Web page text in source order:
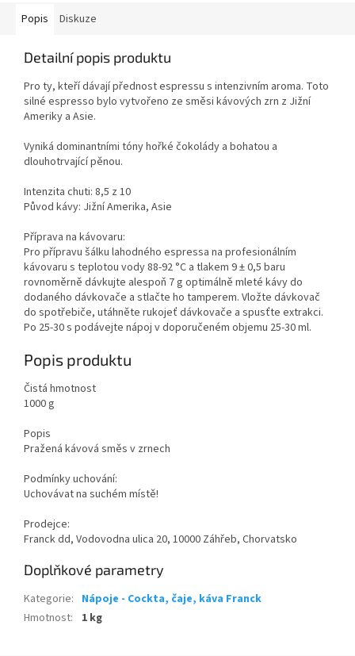
Popis Diskuze
Detailní popis produktu
Pro ty, kteří dávají přednost espressu s intenzivním aroma. Toto
silné espresso bylo vytvořeno ze směsi kávových zrn z Jižní
Ameriky a Asie.
Vyniká dominantními tóny hořké čokolády a bohatou a
dlouhotrvající pěnou.
Intenzita chuti: 8,5 z 10
Původ kávy: Jižní Amerika, Asie
Příprava na kávovaru:
Pro přípravu šálku lahodného espressa na profesionálním
kávovaru s teplotou vody 88-92 °C a tlakem 9 ± 0,5 baru
rovnoměrně dávkujte alespoň 7 g optimálně mleté ​​kávy do
dodaného dávkovače a stlačte ho tamperem. Vložte dávkovač
do spotřebiče, utáhněte rukojeť dávkovače a spusťte extrakci.
Po 25-30 s podávejte nápoj v doporučeném objemu 25-30 ml.
Popis produktu
Čistá hmotnost
1000 g
Popis
Pražená kávová směs v zrnech
Podmínky uchování:
Uchovávat na suchém místě!
Prodejce:
Franck dd, Vodovodna ulica 20, 10000 Záhřeb, Chorvatsko
Doplňkové parametry
Kategorie: Nápoje - Cockta, čaje, káva Franck
Hmotnost: 1 kg